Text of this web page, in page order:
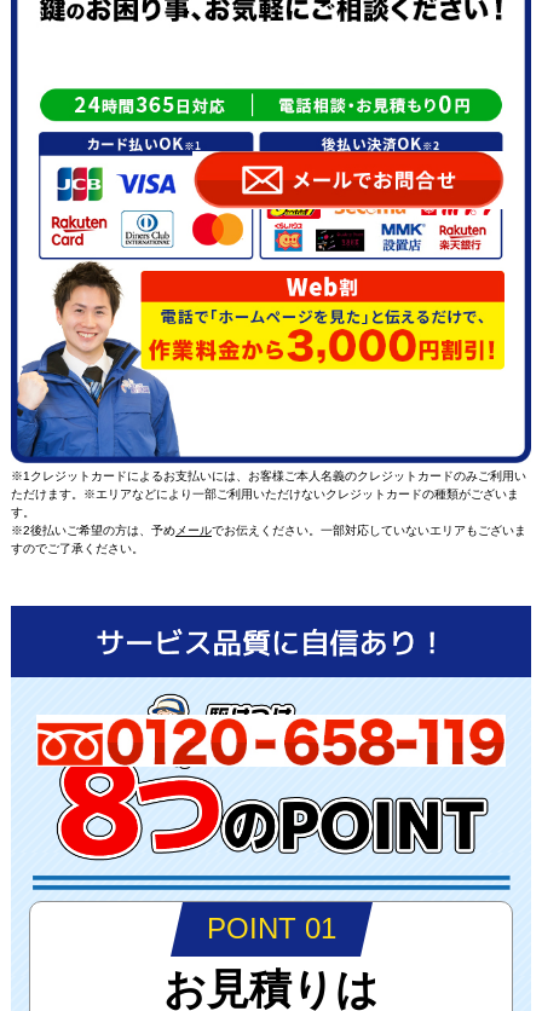
※1クレジットカードによるお支払いには、お客様ご本人名義のクレジットカードのみご利用い
ただけます。※エリアなどにより一部ご利用いただけないクレジットカードの種類がございま
す。
※2後払いご希望の方は、予めメールでお伝えください。一部対応していないエリアもございま
すのでご了承ください。
POINT 01
お見積りは